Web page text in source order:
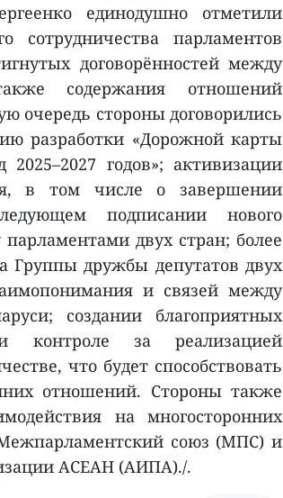
единодушно отметили
сотрудничества парламентов
договорённостей между
содержания отношений
очередь стороны договорились
разработки «Дорожной карты
годов»; активизации
в том числе о завершении
подписании нового
двух стран; более
Группы дружбы депутатов двух
и связей между
создании благоприятных
контроле за реализацией
что будет способствовать
отношений. Стороны также
на многосторонних
союз (МПС) и
АСЕАН (АИПА)./.